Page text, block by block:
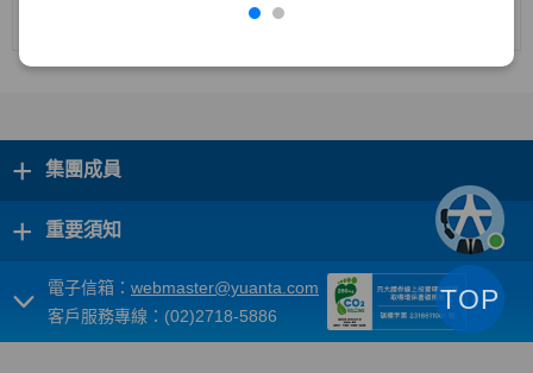
機構投資人盡職治理守則遵循聲明(英文版)
+ 集團成員
+ 重要須知
電子信箱： webmaster@yuanta.com
客戶服務專線：(02)2718-5886
TOP